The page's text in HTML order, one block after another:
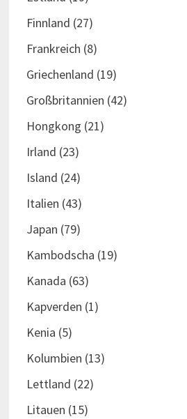
Finnland (27)
Frankreich (8)
Griechenland (19)
Großbritannien (42)
Hongkong (21)
Irland (23)
Island (24)
Italien (43)
Japan (79)
Kambodscha (19)
Kanada (63)
Kapverden (1)
Kenia (5)
Kolumbien (13)
Lettland (22)
Litauen (15)